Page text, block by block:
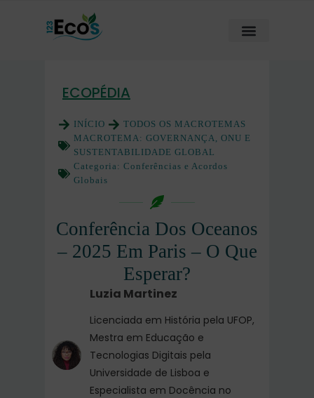
ECOPÉDIA
INÍCIO
TODOS OS MACROTEMAS
MACROTEMA: GOVERNANÇA, ONU E
SUSTENTABILIDADE GLOBAL
Categoria: Conferências e Acordos
Globais
Conferência Dos Oceanos
– 2025 Em Paris – O Que
Esperar?
Luzia Martinez
Licenciada em História pela UFOP,
Mestra em Educação e
Tecnologias Digitais pela
Universidade de Lisboa e
Especialista em Docência no